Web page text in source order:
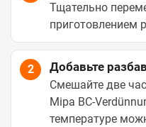
Тщательно
приготовлением
2 Добавьте
Смешайте две
Mipa BC-
температуре